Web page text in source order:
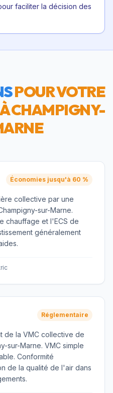
faciliter la décision des
POUR VOTRE
CHAMPIGNY-
Économies jusqu'à 60 %
collective par une
sur-Marne.
chauffage et l'ECS de
généralement
Réglementaire
de la VMC collective de
sur-Marne. VMC simple
Conformité
de la qualité de l'air dans